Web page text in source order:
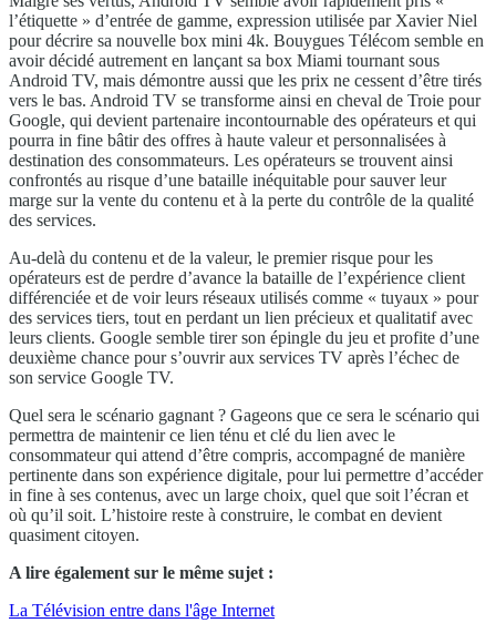
l’étiquette » d’entrée de gamme, expression utilisée par Xavier Niel
pour décrire sa nouvelle box mini 4k. Bouygues Télécom semble en
avoir décidé autrement en lançant sa box Miami tournant sous
Android TV, mais démontre aussi que les prix ne cessent d’être tirés
vers le bas. Android TV se transforme ainsi en cheval de Troie pour
Google, qui devient partenaire incontournable des opérateurs et qui
pourra in fine bâtir des offres à haute valeur et personnalisées à
destination des consommateurs. Les opérateurs se trouvent ainsi
confrontés au risque d’une bataille inéquitable pour sauver leur
marge sur la vente du contenu et à la perte du contrôle de la qualité
des services.
Au-delà du contenu et de la valeur, le premier risque pour les
opérateurs est de perdre d’avance la bataille de l’expérience client
différenciée et de voir leurs réseaux utilisés comme « tuyaux » pour
des services tiers, tout en perdant un lien précieux et qualitatif avec
leurs clients. Google semble tirer son épingle du jeu et profite d’une
deuxième chance pour s’ouvrir aux services TV après l’échec de
son service Google TV.
Quel sera le scénario gagnant ? Gageons que ce sera le scénario qui
permettra de maintenir ce lien ténu et clé du lien avec le
consommateur qui attend d’être compris, accompagné de manière
pertinente dans son expérience digitale, pour lui permettre d’accéder
in fine à ses contenus, avec un large choix, quel que soit l’écran et
où qu’il soit. L’histoire reste à construire, le combat en devient
quasiment citoyen.
A lire également sur le même sujet :
La Télévision entre dans l'âge Internet